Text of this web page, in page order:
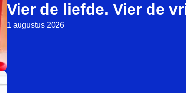
Vier de liefde. Vier de
1 augustus 2026